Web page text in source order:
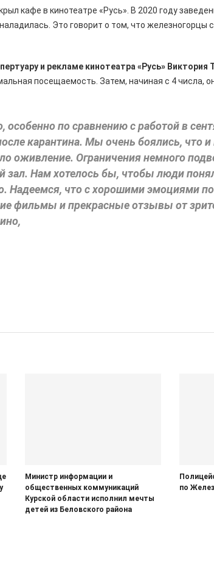
кафе в кинотеатре «Русь». В 2020 году
Это говорит о том, что железногорцы
и рекламе кинотеатра «Русь» Виктория
посещаемость. Затем, начиная с 4 числа,
особенно по сравнению с работой в
карантина. Мы очень боялись, что
оживление. Ограничения немного
зал. Нам хотелось бы, чтобы люди
Надеемся, что с хорошими эмоциями
фильмы и прекрасные отзывы от
Министр информации и
общественных коммуникаций
Курской области исполнил мечты
детей из Беловского района
по